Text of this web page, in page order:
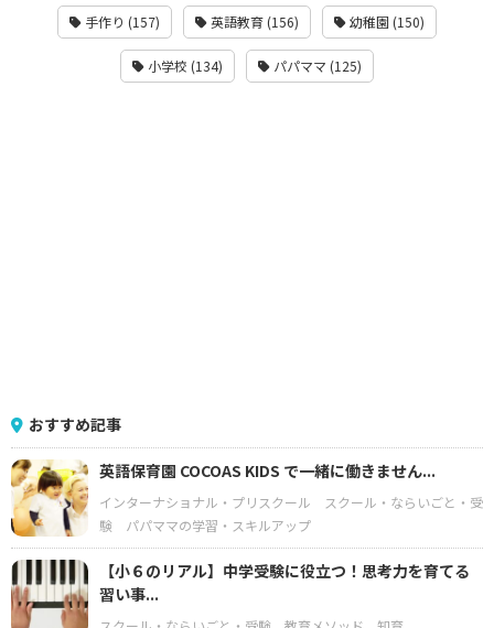
手作り (157) 英語教育 (156) 幼稚園 (150)
小学校 (134) パパママ (125)
おすすめ記事
英語保育園 COCOAS KIDS で一緒に働きません...
インターナショナル・プリスクール
スクール・ならいごと・受
験
パパママの学習・スキルアップ
【小６のリアル】中学受験に役立つ！思考力を育てる
習い事...